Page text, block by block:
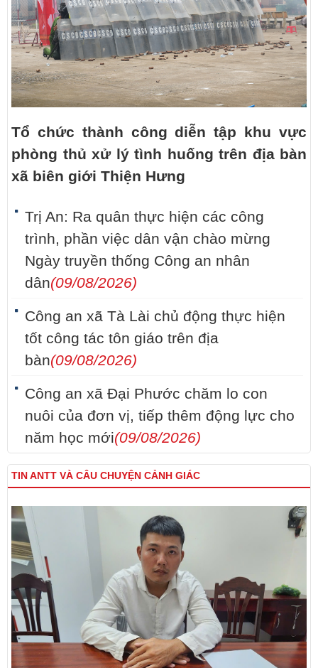
Tổ chức thành công diễn tập khu vực
phòng thủ xử lý tình huống trên địa bàn
xã biên giới Thiện Hưng
Trị An: Ra quân thực hiện các công
trình, phần việc dân vận chào mừng
Ngày truyền thống Công an nhân
dân(09/08/2026)
Công an xã Tà Lài chủ động thực hiện
tốt công tác tôn giáo trên địa
bàn(09/08/2026)
Công an xã Đại Phước chăm lo con
nuôi của đơn vị, tiếp thêm động lực cho
năm học mới(09/08/2026)
TIN ANTT VÀ CÂU CHUYỆN CẢNH GIÁC